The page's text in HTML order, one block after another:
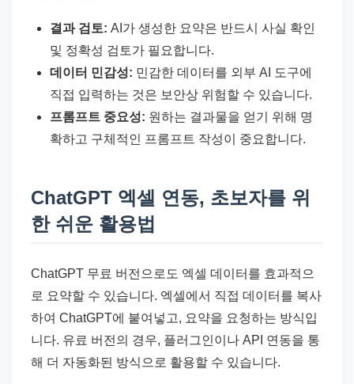
결과 검토: AI가 생성한 요약은 반드시 사실 확인
및 정확성 검토가 필요합니다.
데이터 민감성: 민감한 데이터를 외부 AI 도구에
직접 입력하는 것은 보안상 위험할 수 있습니다.
프롬프트 중요성: 원하는 결과물을 얻기 위해 명
확하고 구체적인 프롬프트 작성이 중요합니다.
ChatGPT 엑셀 연동, 초보자를 위
한 쉬운 활용법
ChatGPT 무료 버전으로도 엑셀 데이터를 효과적으
로 요약할 수 있습니다. 엑셀에서 직접 데이터를 복사
하여 ChatGPT에 붙여넣고, 요약을 요청하는 방식입
니다. 유료 버전의 경우, 플러그인이나 API 연동을 통
해 더 자동화된 방식으로 활용할 수 있습니다.